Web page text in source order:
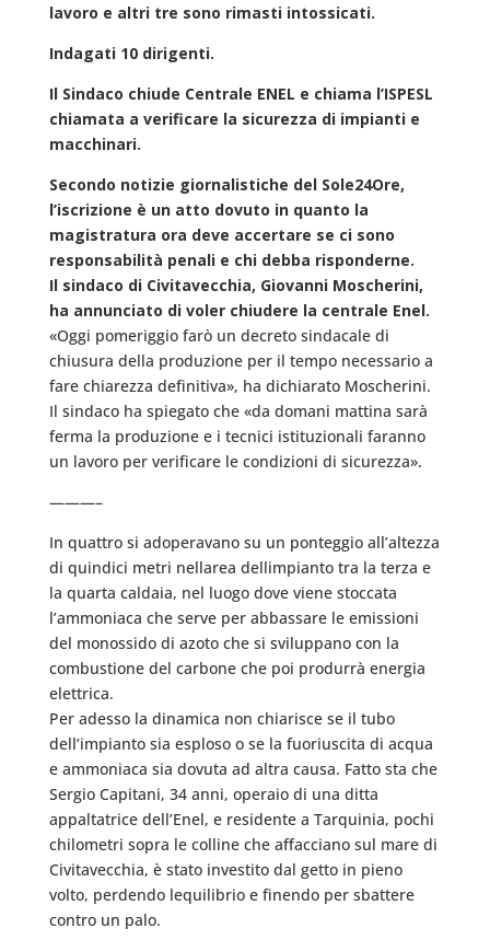
lavoro e altri tre sono rimasti intossicati.
Indagati 10 dirigenti.
Il Sindaco chiude Centrale ENEL e chiama l’ISPESL
chiamata a verificare la sicurezza di impianti e
macchinari.
Secondo notizie giornalistiche del Sole24Ore,
l’iscrizione è un atto dovuto in quanto la
magistratura ora deve accertare se ci sono
responsabilità penali e chi debba risponderne.
Il sindaco di Civitavecchia, Giovanni Moscherini,
ha annunciato di voler chiudere la centrale Enel.
«Oggi pomeriggio farò un decreto sindacale di
chiusura della produzione per il tempo necessario a
fare chiarezza definitiva», ha dichiarato Moscherini.
Il sindaco ha spiegato che «da domani mattina sarà
ferma la produzione e i tecnici istituzionali faranno
un lavoro per verificare le condizioni di sicurezza».
———–
In quattro si adoperavano su un ponteggio all’altezza
di quindici metri nellarea dellimpianto tra la terza e
la quarta caldaia, nel luogo dove viene stoccata
l’ammoniaca che serve per abbassare le emissioni
del monossido di azoto che si sviluppano con la
combustione del carbone che poi produrrà energia
elettrica.
Per adesso la dinamica non chiarisce se il tubo
dell’impianto sia esploso o se la fuoriuscita di acqua
e ammoniaca sia dovuta ad altra causa. Fatto sta che
Sergio Capitani, 34 anni, operaio di una ditta
appaltatrice dell’Enel, e residente a Tarquinia, pochi
chilometri sopra le colline che affacciano sul mare di
Civitavecchia, è stato investito dal getto in pieno
volto, perdendo lequilibrio e finendo per sbattere
contro un palo.